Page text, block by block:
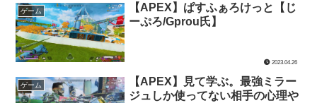
ゲーム
【APEX】ぱすふぁろけっと【じ
ーぷろ/Gprou氏】
2023.04.26
ゲーム
【APEX】見て学ぶ。最強ミラー
ジュしか使ってない相手の心理や